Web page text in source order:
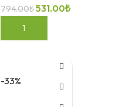
794.00₺531.00₺
SEPETE EKLE
-33%